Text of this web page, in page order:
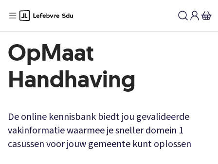
OpMaat
Handhaving
De online kennisbank biedt jou gevalideerde
vakinformatie waarmee je sneller domein 1
casussen voor jouw gemeente kunt oplossen